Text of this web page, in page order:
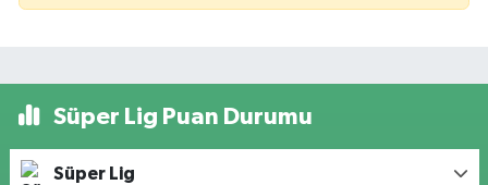
Süper Lig Puan Durumu
Süper Lig